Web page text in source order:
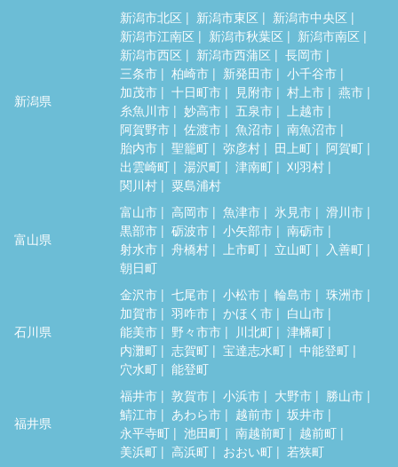
新潟県
新潟市北区 新潟市東区
新潟市中央区
新潟市江南区
新潟市秋葉区
新潟市南区
新潟市西区
新潟市西蒲区
長岡市
三条市
柏崎市 新発田市
小千谷市
加茂市
十日町市 見附市 村上市
燕市
糸魚川市
妙高市 五泉市
上越市
阿賀野市
佐渡市 魚沼市
南魚沼市
胎内市
聖籠町 弥彦村 田上町
阿賀町
出雲崎町
湯沢町 津南町
刈羽村
関川村
粟島浦村
富山県
富山市 高岡市 魚津市 氷見市
滑川市
黒部市
砺波市 小矢部市
南砺市
射水市
舟橋村 上市町 立山町
入善町
朝日町
石川県
金沢市 七尾市 小松市 輪島市
珠洲市
加賀市
羽咋市 かほく市
白山市
能美市
野々市市 川北町
津幡町
内灘町
志賀町 宝達志水町
中能登町
穴水町
能登町
福井県
福井市 敦賀市 小浜市 大野市
勝山市
鯖江市
あわら市 越前市
坂井市
永平寺町
池田町 南越前町
越前町
美浜町
高浜町 おおい町 若狭町